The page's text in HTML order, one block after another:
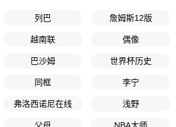
列巴 詹姆斯12版
3轮 越南联 偶像
巴沙姆 世界杯历史
同框 李宁
弗洛西诺尼在线 浅野
父母 NBA大师